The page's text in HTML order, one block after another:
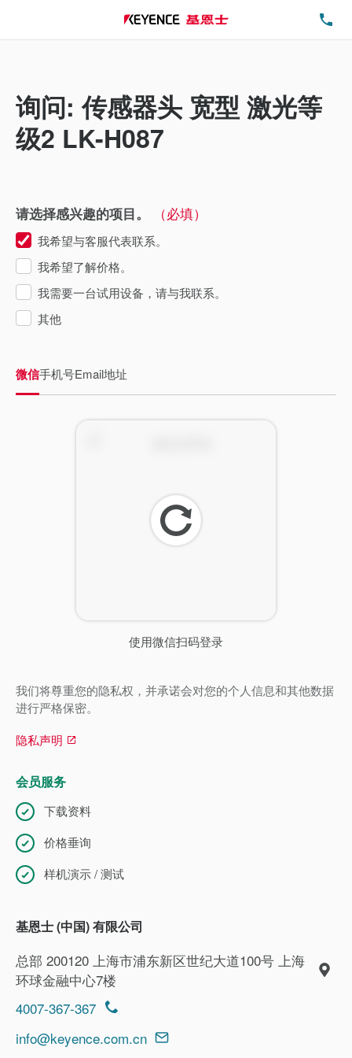
询问: 传感器头 宽型 激光等
级2 LK-H087
请选择感兴趣的项目。 （必填）
我希望与客服代表联系。
我希望了解价格。
我需要一台试用设备，请与我联系。
其他
微信手机号Email地址
使用微信扫码登录
刷
新
我们将尊重您的隐私权，并承诺会对您的个人信息和其他数据
进行严格保密。
隐私声明
会员服务
下载资料
价格垂询
样机演示 / 测试
基恩士 (中国) 有限公司
总部 200120 上海市浦东新区世纪大道100号 上海
环球金融中心7楼
4007-367-367
info@keyence.com.cn